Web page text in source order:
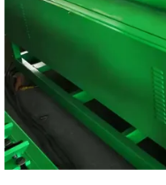
PRIVACY
POLICY